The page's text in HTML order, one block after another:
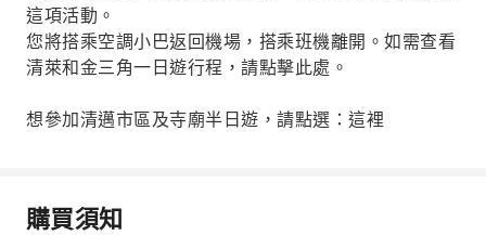
這項活動。
您將搭乘空調小巴返回機場，搭乘班機離開。如需查看
清萊和金三角一日遊行程，請點擊此處。
想參加清邁市區及寺廟半日遊，請點選：這裡
購買須知